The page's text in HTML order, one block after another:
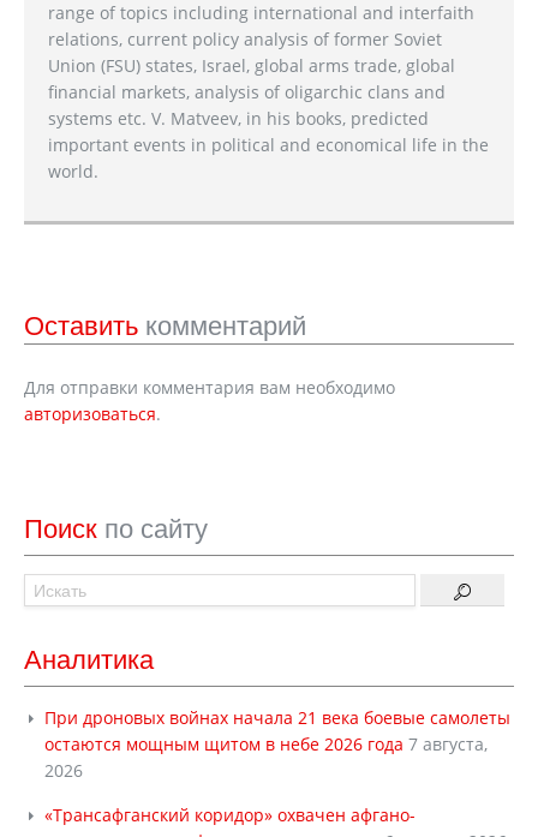
range of topics including international and interfaith
relations, current policy analysis of former Soviet
Union (FSU) states, Israel, global arms trade, global
financial markets, analysis of oligarchic clans and
systems etc. V. Matveev, in his books, predicted
important events in political and economical life in the
world.
Оставить комментарий
Для отправки комментария вам необходимо
авторизоваться.
Поиск по сайту
Аналитика
При дроновых войнах начала 21 века боевые самолеты
остаются мощным щитом в небе 2026 года 7 августа,
2026
«Трансафганский коридор» охвачен афгано-